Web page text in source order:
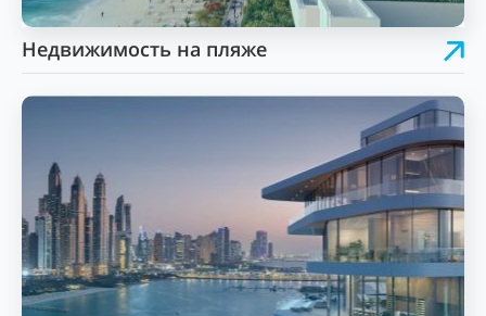
Недвижимость на пляже